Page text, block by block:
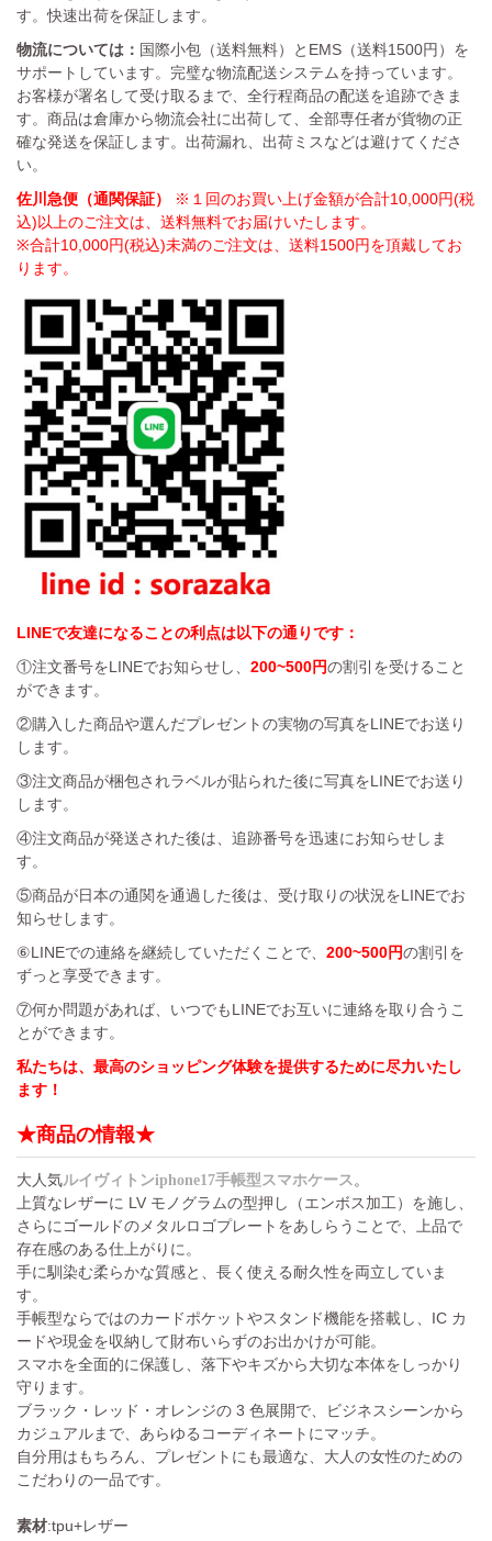
す。快速出荷を保証します。
物流については： 国際小包（送料無料）とEMS（送料1500円）を
サポートしています。完璧な物流配送システムを持っています。
お客様が署名して受け取るまで、全行程商品の配送を追跡できま
す。商品は倉庫から物流会社に出荷して、全部専任者が貨物の正
確な発送を保証します。出荷漏れ、出荷ミスなどは避けてくださ
い。
佐川急便（通関保証）
※１回のお買い上げ金額が合計10,000円(税
込)以上のご注文は、送料無料でお届けいたします。
※合計10,000円(税込)未満のご注文は、送料1500円を頂戴してお
ります。
LINEで友達になることの利点は以下の通りです：
①注文番号をLINEでお知らせし、 200~500円の割引を受けること
ができます。
②購入した商品や選んだプレゼントの実物の写真をLINEでお送り
します。
③注文商品が梱包されラベルが貼られた後に写真をLINEでお送り
します。
④注文商品が発送された後は、追跡番号を迅速にお知らせしま
す。
⑤商品が日本の通関を通過した後は、受け取りの状況をLINEでお
知らせします。
⑥LINEでの連絡を継続していただくことで、 200~500円の割引を
ずっと享受できます。
⑦何か問題があれば、いつでもLINEでお互いに連絡を取り合うこ
とができます。
私たちは、最高のショッピング体験を提供するために尽力いたし
ます！
★商品の情報★
大人気ルイヴィトンiphone17手帳型スマホケース。
上質なレザーに LV モノグラムの型押し（エンボス加工）を施し、
さらにゴールドのメタルロゴプレートをあしらうことで、上品で
存在感のある仕上がりに。
手に馴染む柔らかな質感と、長く使える耐久性を両立していま
す。
手帳型ならではのカードポケットやスタンド機能を搭載し、IC カ
ードや現金を収納して財布いらずのお出かけが可能。
スマホを全面的に保護し、落下やキズから大切な本体をしっかり
守ります。
ブラック・レッド・オレンジの 3 色展開で、ビジネスシーンから
カジュアルまで、あらゆるコーディネートにマッチ。
自分用はもちろん、プレゼントにも最適な、大人の女性のための
こだわりの一品です。
素材:tpu+レザー